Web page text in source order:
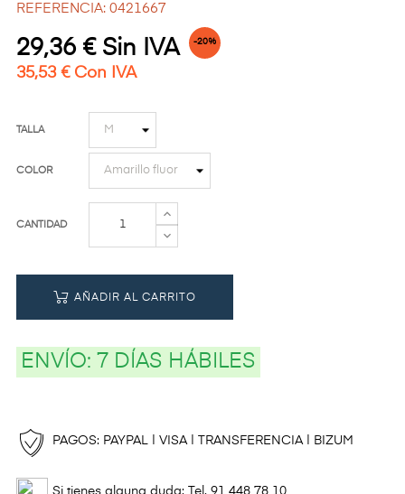
REFERENCIA: 0421667
29,36 € Sin IVA -20%
35,53 € Con IVA
TALLA
COLOR
CANTIDAD
AÑADIR AL CARRITO
ENVÍO: 7 DÍAS HÁBILES
PAGOS: PAYPAL | VISA | TRANSFERENCIA | BIZUM
Si tienes alguna duda: Tel. 91 448 78 10